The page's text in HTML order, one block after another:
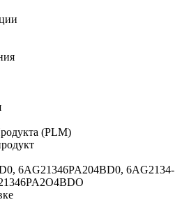
(PLM)
6AG21346PA204BD0, 6AG2134-